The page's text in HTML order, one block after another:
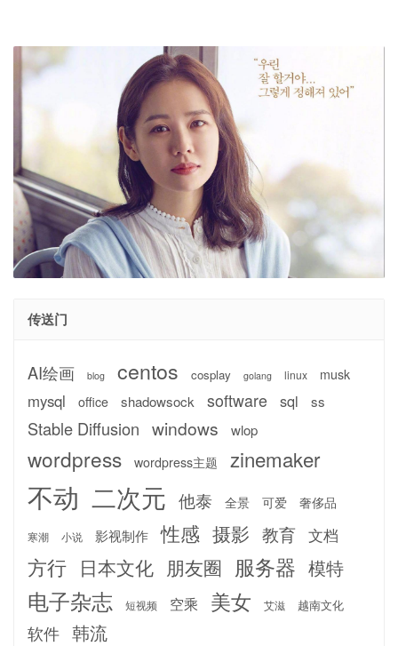
传送门
AI绘画 blog centos cosplay golang linux musk
mysql office shadowsock software sql ss
Stable Diffusion windows wlop
wordpress wordpress主题 zinemaker
不动 二次元 他泰 全景 可爱 奢侈品
寒潮 小说 影视制作 性感 摄影 教育 文档
方行 日本文化 朋友圈 服务器 模特
电子杂志 短视频 空乘 美女 艾滋 越南文化
软件 韩流